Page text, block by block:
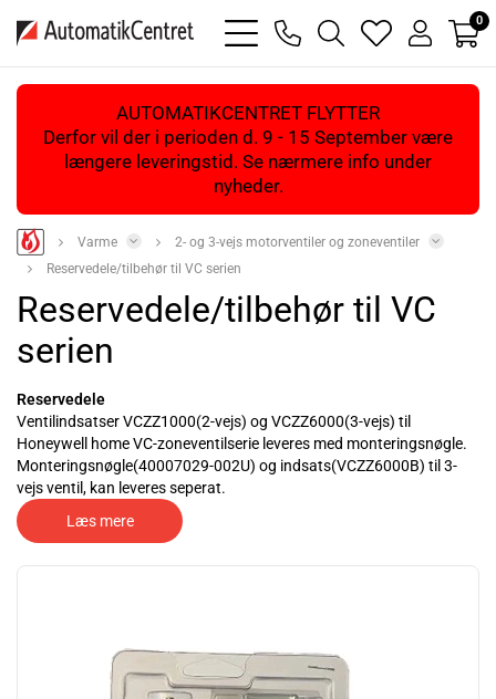
bars
light
phone
magnifying
glass
heart
light
user
light
0
AUTOMATIKCENTRET FLYTTER
Derfor vil der i perioden d. 9 - 15 September være
længere leveringstid. Se nærmere info under
nyheder.
Varme
2- og 3-vejs motorventiler og zoneventiler
Reservedele/tilbehør til VC serien
Reservedele/tilbehør til VC
serien
Reservedele
Ventilindsatser VCZZ1000(2-vejs) og VCZZ6000(3-vejs) til
Honeywell home VC-zoneventilserie leveres med monteringsnøgle.
Monteringsnøgle(40007029-002U) og indsats(VCZZ6000B) til 3-
vejs ventil, kan leveres seperat.
Tilbehør
3-ledet Ledninger til molexstik i 1 og 2 meter
Læs mere